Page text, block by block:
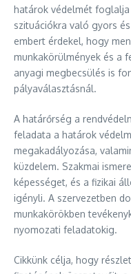
határok védelmét
szituációkra való gyors
embert érdekel, hogy
munkakörülmények és a
anyagi megbecsülés is
pályaválasztásnál.
A határőrség a
feladata a határok
megakadályozása,
küzdelem. Szakmai
képességet, és a fizikai
igényli. A szervezetben
munkakörökben
nyomozati feladatokig.
Cikkünk célja, hogy